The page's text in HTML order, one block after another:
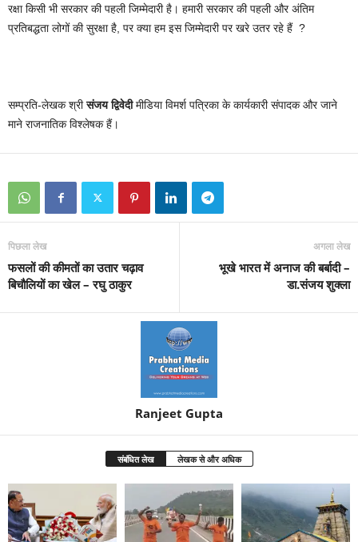
रक्षा किसी भी सरकार की पहली जिम्मेदारी है। हमारी सरकार की पहली और अंतिम
प्रतिबद्धता लोगों की सुरक्षा है, पर क्या हम इस जिम्मेदारी पर खरे उतर रहे हैं ?
सम्प्रति-लेखक श्रीसंजय द्विवेदीमीडिया विमर्श पत्रिका के कार्यकारी संपादक और जाने
माने राजनातिक विश्लेषक हैं।
पिछला लेख
फसलों की कीमतों का उतार चढ़ाव
बिचौलियों का खेल – रघु ठाकुर
अगला लेख
भूखे भारत में अनाज की बर्बादी –
डा.संजय शुक्ला
Ranjeet Gupta
संबंधित लेख लेखक से और अधिक